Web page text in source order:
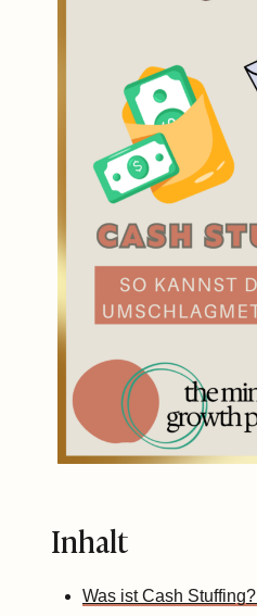
Inhalt
Was ist Cash Stuffing?